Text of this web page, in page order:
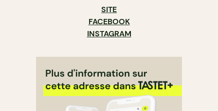
SITE
FACEBOOK
INSTAGRAM